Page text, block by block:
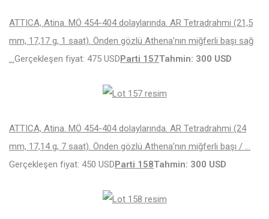
ATTICA, Atina. MÖ 454-404 dolaylarında. AR Tetradrahmi (21,5
mm, 17,17 g, 1 saat). Önden gözlü Athena’nın miğferli başı sağ
Gerçekleşen fiyat: 475 USDParti 157Tahmin: 300 USD
ATTICA, Atina. MÖ 454-404 dolaylarında. AR Tetradrahmi (24
mm, 17,14 g, 7 saat). Önden gözlü Athena’nın miğferli başı / …
Gerçekleşen fiyat: 450 USDParti 158Tahmin: 300 USD